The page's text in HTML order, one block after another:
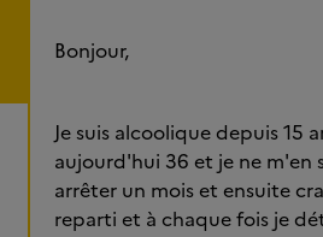
Bonjour,
Je suis alcoolique depuis 15
aujourd'hui 36 et je ne m'en
arrêter un mois et ensuite
reparti et à chaque fois je